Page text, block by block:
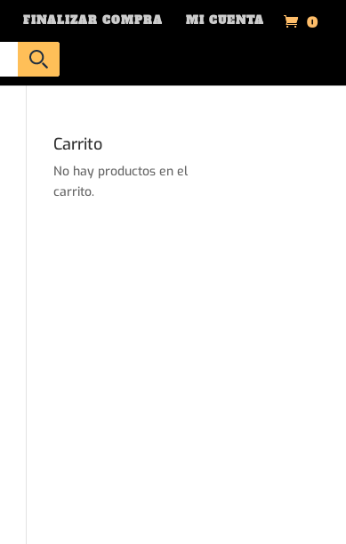
FINALIZAR COMPRA MI CUENTA 0
Carrito
No hay productos en el
carrito.